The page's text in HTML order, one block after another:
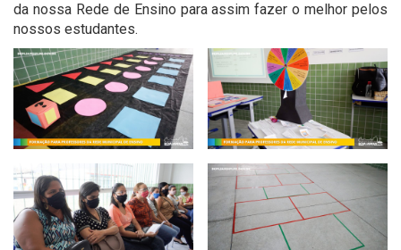
da nossa Rede de Ensino para assim fazer o melhor pelos
nossos estudantes.